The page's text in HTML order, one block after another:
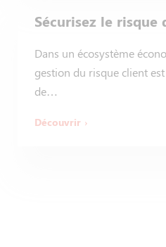
Sécurisez le risque
Dans un écosystème
gestion du risque client
de…
Découvrir